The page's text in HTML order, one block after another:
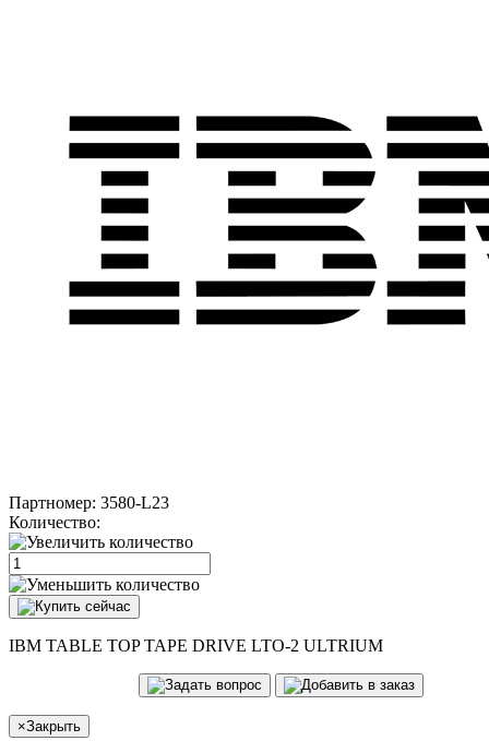
Партномер: 3580-L23
Количество:
IBM TABLE TOP TAPE DRIVE LTO-2 ULTRIUM
×Закрыть